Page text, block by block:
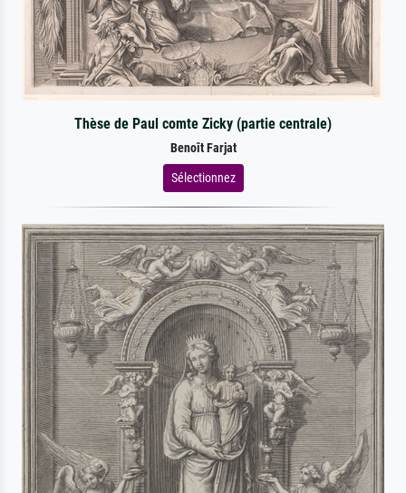
Thèse de Paul comte Zicky (partie centrale)
Benoît Farjat
Sélectionnez